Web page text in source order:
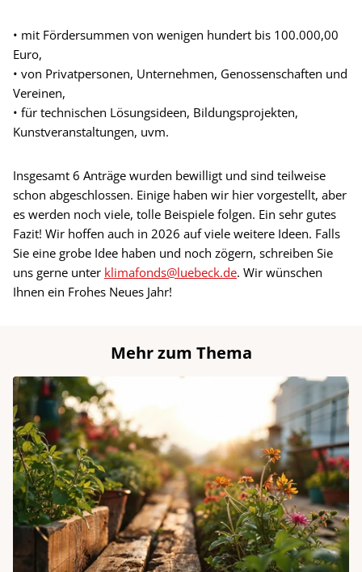
• mit Fördersummen von wenigen hundert bis 100.000,00
Euro,
• von Privatpersonen, Unternehmen, Genossenschaften und
Vereinen,
• für technischen Lösungsideen, Bildungsprojekten,
Kunstveranstaltungen, uvm.
Insgesamt 6 Anträge wurden bewilligt und sind teilweise
schon abgeschlossen. Einige haben wir hier vorgestellt, aber
es werden noch viele, tolle Beispiele folgen. Ein sehr gutes
Fazit! Wir hoffen auch in 2026 auf viele weitere Ideen. Falls
Sie eine grobe Idee haben und noch zögern, schreiben Sie
uns gerne unter klimafonds@luebeck.de. Wir wünschen
Ihnen ein Frohes Neues Jahr!
Mehr zum Thema